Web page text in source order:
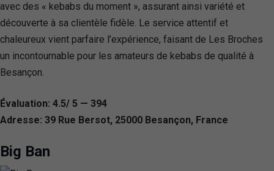
avec des « kebabs du moment », assurant ainsi variété et
découverte à sa clientèle fidèle. Le service attentif et
chaleureux vient parfaire l’expérience, faisant de Les Broches
un incontournable pour les amateurs de kebabs de qualité à
Besançon.
Évaluation: 4.5/ 5 — 394
Adresse: 39 Rue Bersot, 25000 Besançon, France
Big Ban